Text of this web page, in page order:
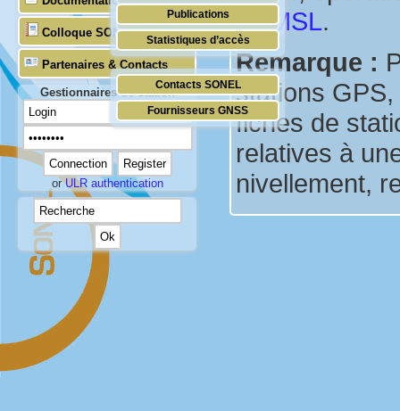
Temps réel (UNESCO/COI)
Publications
Statistiques d’accès
Colloque SONEL
Partenaires & Contacts
Contacts SONEL
Fournisseurs GNSS
Gestionnaires de station
orULR authentication
PSMSL.
Remarque :
stations
fiches de
relatives à
nivellement,